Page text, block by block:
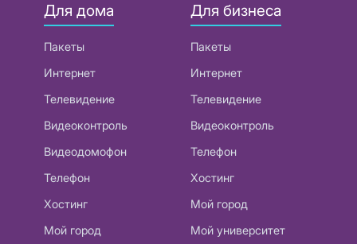
Для дома
Пакеты
Интернет
Телевидение
Видеоконтроль
Видеодомофон
Телефон
Хостинг
Мой город
Для бизнеса
Пакеты
Интернет
Телевидение
Видеоконтроль
Телефон
Хостинг
Мой город
Мой университет